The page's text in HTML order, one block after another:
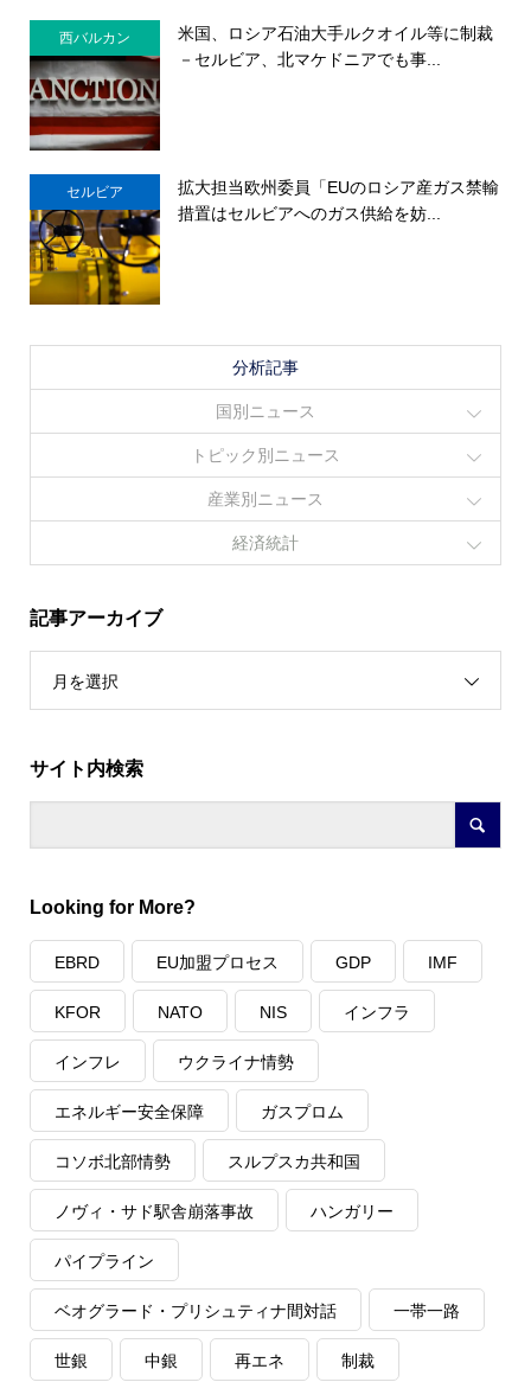
西バルカン
米国、ロシア石油大手ルクオイル等に制裁
－セルビア、北マケドニアでも事...
セルビア
拡大担当欧州委員「EUのロシア産ガス禁輸
措置はセルビアへのガス供給を妨...
分析記事
国別ニュース
トピック別ニュース
産業別ニュース
経済統計
記事アーカイブ
月を選択
サイト内検索
Looking for More?
EBRD EU加盟プロセス GDP IMF
KFOR NATO NIS インフラ
インフレ ウクライナ情勢
エネルギー安全保障 ガスプロム
コソボ北部情勢 スルプスカ共和国
ノヴィ・サド駅舎崩落事故 ハンガリー
パイプライン
ベオグラード・プリシュティナ間対話 一帯一路
世銀 中銀 再エネ 制裁